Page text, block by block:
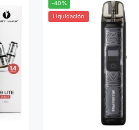
-40%
Liquidación